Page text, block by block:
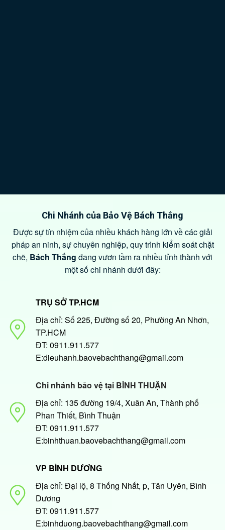
Chi Nhánh của Bảo Vệ Bách Thắng
Được sự tín nhiệm của nhiều khách hàng lớn về các giải
pháp an ninh, sự chuyên nghiệp, quy trình kiểm soát chặt
chẽ, Bách Thắng đang vươn tầm ra nhiều tỉnh thành với
một số chi nhánh dưới đây:
TRỤ SỞ TP.HCM
Địa chỉ: Số 225, Đường số 20, Phường An Nhơn,
TP.HCM
ĐT: 0911.911.577
E:dieuhanh.baovebachthang@gmail.com
Chi nhánh bảo vệ tại BÌNH THUẬN
Địa chỉ: 135 đường 19/4, Xuân An, Thành phố
Phan Thiết, Bình Thuận
ĐT: 0911.911.577
E:binhthuan.baovebachthang@gmail.com
VP BÌNH DƯƠNG
Địa chỉ: Đại lộ, 8 Thống Nhất, p, Tân Uyên, Bình
Dương
ĐT: 0911.911.577
E:binhduong.baovebachthang@gmail.com